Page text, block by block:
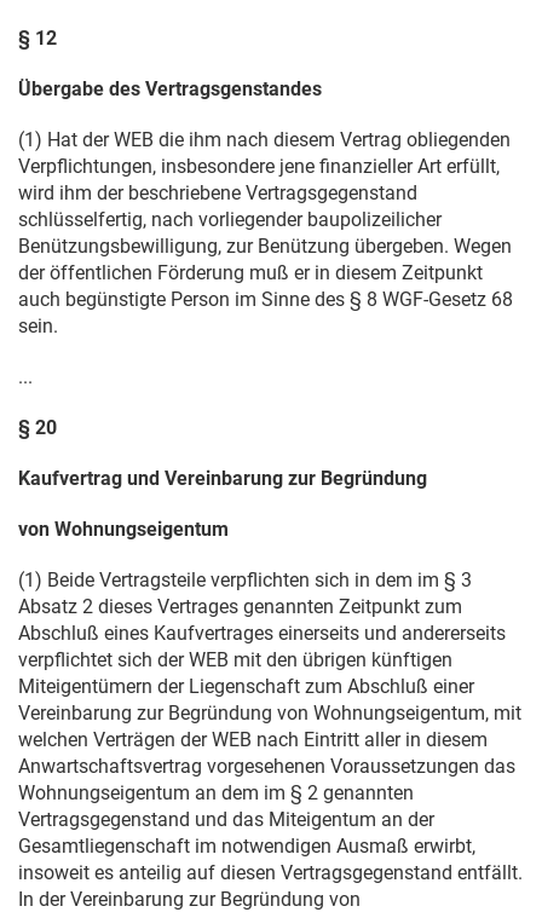
§ 12
Übergabe des Vertragsgenstandes
(1) Hat der WEB die ihm nach diesem Vertrag obliegenden
Verpflichtungen, insbesondere jene finanzieller Art erfüllt,
wird ihm der beschriebene Vertragsgegenstand
schlüsselfertig, nach vorliegender baupolizeilicher
Benützungsbewilligung, zur Benützung übergeben. Wegen
der öffentlichen Förderung muß er in diesem Zeitpunkt
auch begünstigte Person im Sinne des § 8 WGF-Gesetz 68
sein.
...
§ 20
Kaufvertrag und Vereinbarung zur Begründung
von Wohnungseigentum
(1) Beide Vertragsteile verpflichten sich in dem im § 3
Absatz 2 dieses Vertrages genannten Zeitpunkt zum
Abschluß eines Kaufvertrages einerseits und andererseits
verpflichtet sich der WEB mit den übrigen künftigen
Miteigentümern der Liegenschaft zum Abschluß einer
Vereinbarung zur Begründung von Wohnungseigentum, mit
welchen Verträgen der WEB nach Eintritt aller in diesem
Anwartschaftsvertrag vorgesehenen Voraussetzungen das
Wohnungseigentum an dem im § 2 genannten
Vertragsgegenstand und das Miteigentum an der
Gesamtliegenschaft im notwendigen Ausmaß erwirbt,
insoweit es anteilig auf diesen Vertragsgegenstand entfällt.
In der Vereinbarung zur Begründung von